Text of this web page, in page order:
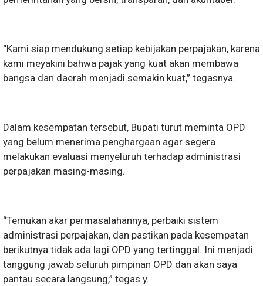
“Kami siap mendukung setiap kebijakan perpajakan, karena
kami meyakini bahwa pajak yang kuat akan membawa
bangsa dan daerah menjadi semakin kuat,” tegasnya.
Dalam kesempatan tersebut, Bupati turut meminta OPD
yang belum menerima penghargaan agar segera
melakukan evaluasi menyeluruh terhadap administrasi
perpajakan masing-masing.
“Temukan akar permasalahannya, perbaiki sistem
administrasi perpajakan, dan pastikan pada kesempatan
berikutnya tidak ada lagi OPD yang tertinggal. Ini menjadi
tanggung jawab seluruh pimpinan OPD dan akan saya
pantau secara langsung,” tegas y.